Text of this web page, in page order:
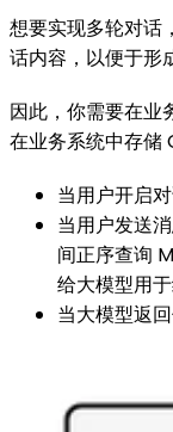
想要实现多轮对话
话内容，以便于形
因此，你需要在
在业务系统中存储
当用户开启
当用户发送
间正序查询
给大模型用
当大模型返